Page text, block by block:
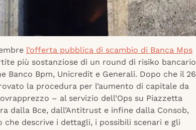
l’offerta pubblica di scambio di Banca Mps
più sostanziose di un round di risiko bancario
Banco Bpm, Unicredit e Generali. Dopo che il 26
la procedura per l’aumento di capitale da
– al servizio dell’Ops su Piazzetta
dalla Bce, dall’Antitrust e infine dalla Consob,
descrive i dettagli, i possibili scenari e gli